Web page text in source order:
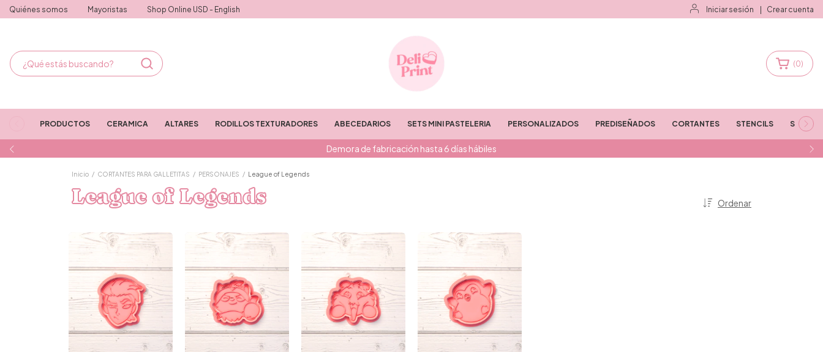
Quiénes somos Mayoristas Shop Online USD - English Iniciar sesión Crear cuenta
Demora de fabricación hasta 6 días hábiles
(0)
PRODUCTOS CERAMICA ALTARES RODILLOS TEXTURADORES ABECEDARIOS SETS MINI PASTELERIA PERSONALIZADOS PREDISEÑADOS CORTANTES STENCILS STAMPS
Inicio / CORTANTES PARA GALLETITAS / PERSONAJES / League of Legends
League of Legends Ordenar